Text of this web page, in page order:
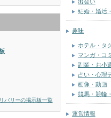
バリーの掲示板一覧
出会い
結婚・婚活
趣味
ホテル・タ
マンガ・コ
副業・お小
占い・心理
画像・動画
競馬・競輪
運営情報